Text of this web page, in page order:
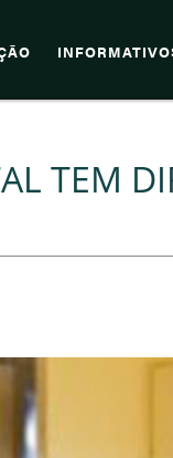
TEM